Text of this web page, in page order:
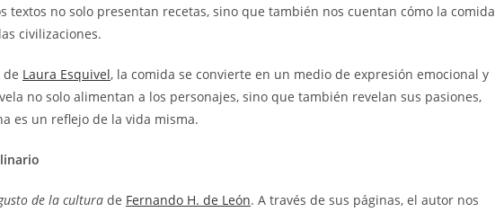
textos no solo presentan recetas, sino que también nos cuentan cómo la comida
civilizaciones.
de Laura Esquivel, la comida se convierte en un medio de expresión emocional y
no solo alimentan a los personajes, sino que también revelan sus pasiones,
es un reflejo de la vida misma.
de la cultura de Fernando H. de León. A través de sus páginas, el autor nos